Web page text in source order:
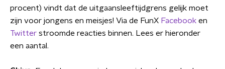
procent) vindt dat de uitgaansleeftijdgrens gelijk moet
zijn voor jongens en meisjes! Via de FunX Facebook en
Twitter stroomde reacties binnen. Lees er hieronder
een aantal.